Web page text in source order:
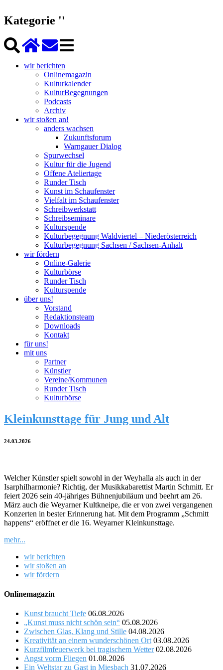
Kategorie ''
wir berichten
Onlinemagazin
Kulturkalender
KulturBegegnungen
Podcasts
Archiv
wir stoßen an!
anders wachsen
Zukunftsforum
Warngauer Dialog
Spurwechsel
Kultur für die Jugend
Offene Ateliertage
Runder Tisch
Kunst im Schaufenster
Vielfalt im Schaufenster
Schreibwerkstatt
Schreibseminare
Kulturspende
Kulturbegegnung Waldviertel – Niederösterreich
Kulturbegegnung Sachsen / Sachsen-Anhalt
wir fördern
Online-Galerie
Kulturbörse
Runder Tisch
Kulturspende
über uns!
Vorstand
Redaktionsteam
Downloads
Kontakt
für uns!
mit uns
Partner
Künstler
Vereine/Kommunen
Runder Tisch
Kulturbörse
Kleinkunsttage für Jung und Alt
24.03.2026
Welcher Künstler spielt sowohl in der Weyhalla als auch in der
Isarphilharmonie? Richtig, der Musikkabarettist Martin Schmitt. Er
feiert 2026 sein 40-jähriges Bühnenjubiläum und beehrt am 26.
März auch die Weyarner Kultkneipe, die er von zwei vergangenen
Konzerten in bester Erinnerung hat. Mit dem Programm „Schmitt
happens“ eröffnet er die 16. Weyarner Kleinkunsttage.
mehr...
wir berichten
wir stoßen an
wir fördern
Onlinemagazin
Kunst braucht Tiefe 06.08.2026
„Kunst muss nicht schön sein“ 05.08.2026
Zwischen Glas, Klang und Stille 04.08.2026
Kreativität an einem wunderschönen Ort 03.08.2026
Kurzfilmfeuerwerk bei tragischem Wetter 02.08.2026
Angst vorm Fliegen 01.08.2026
Ein Weltstar zu Gast in Miesbach 31.07.2026